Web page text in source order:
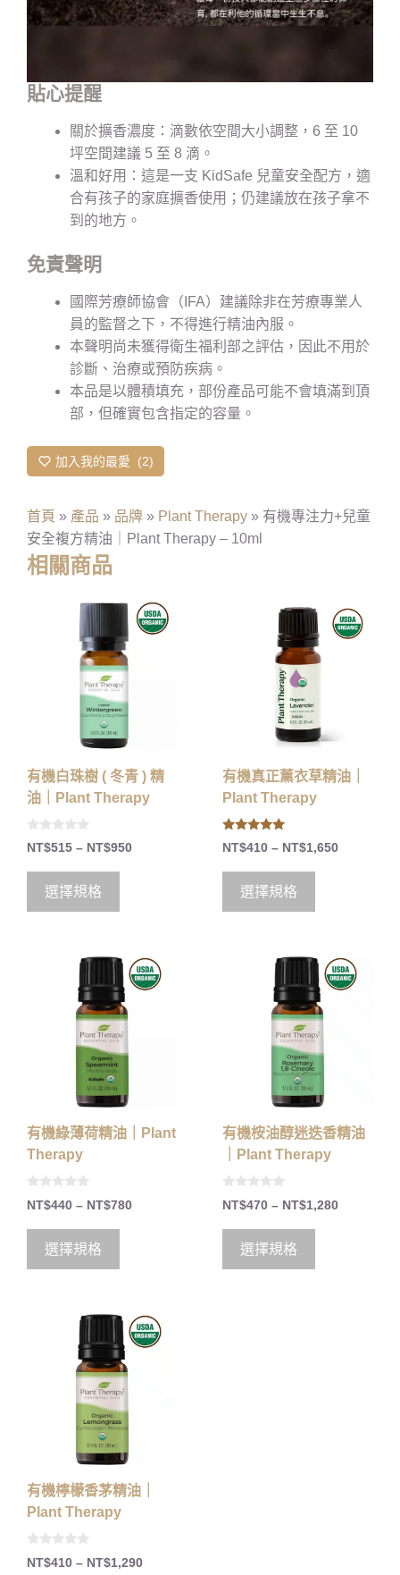
貼心提醒
關於擴香濃度：滴數依空間大小調整，6 至 10
坪空間建議 5 至 8 滴。
溫和好用：這是一支 KidSafe 兒童安全配方，適
合有孩子的家庭擴香使用；仍建議放在孩子拿不
到的地方。
免責聲明
國際芳療師協會（IFA）建議除非在芳療專業人
員的監督之下，不得進行精油內服。
本聲明尚未獲得衛生福利部之評估，因此不用於
診斷、治療或預防疾病。
本品是以體積填充，部份產品可能不會填滿到頂
部，但確實包含指定的容量。
加入我的最愛 2
首頁 » 產品 » 品牌 » Plant Therapy » 有機專注力+兒童
安全複方精油｜Plant Therapy – 10ml
相關商品
有機白珠樹 ( 冬青 ) 精
油｜Plant Therapy
0
o
5
NT$515 – NT$950
選擇規格
有機真正薰衣草精油｜
Plant Therapy
5.00
out of 5
NT$410 – NT$1,650
選擇規格
有機綠薄荷精油｜Plant
Therapy
0
o
5
NT$440 – NT$780
選擇規格
有機桉油醇迷迭香精油
｜Plant Therapy
0
o
5
NT$470 – NT$1,280
選擇規格
有機檸檬香茅精油｜
Plant Therapy
0
oNT$410 – NT$1,290